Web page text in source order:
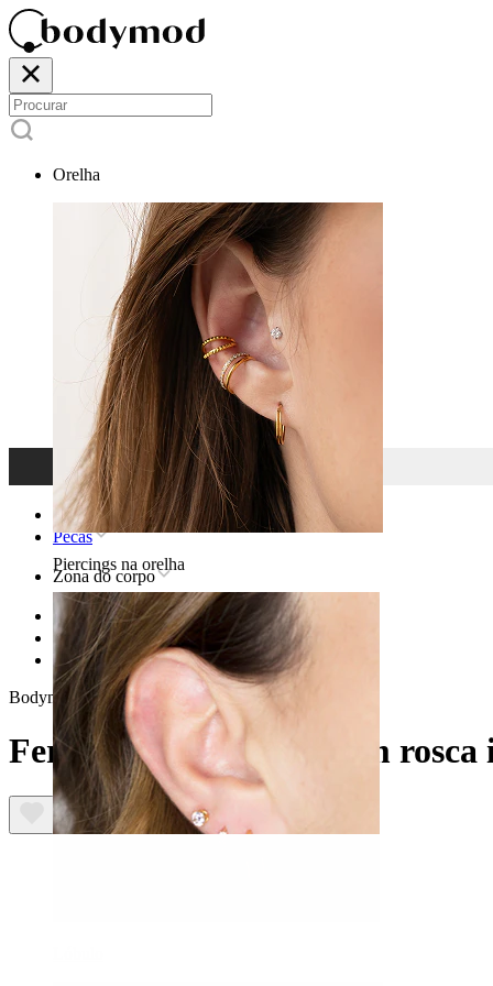
Orelha
Piercings na orelha
Home
Pecas
Zona do corpo
Lábio
Joias em titânio para piercing no lábio
Ferradura de titânio com rosca interna
Bodymod Premium
Ferradura de titânio com rosca